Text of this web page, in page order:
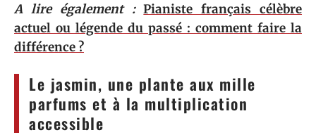
A lire également : Pianiste français célèbre
actuel ou légende du passé : comment faire la
différence ?
Le jasmin, une plante aux mille
parfums et à la multiplication
accessible